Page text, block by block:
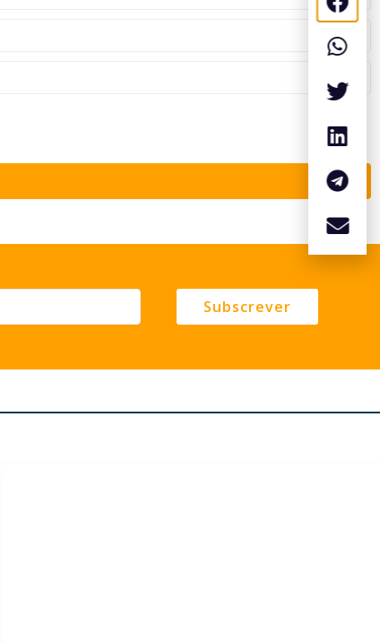
Subscrever